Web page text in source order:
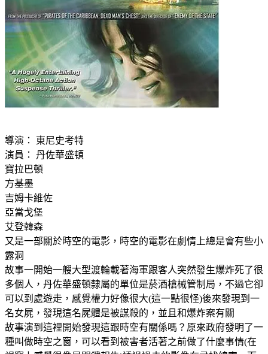
導演： 東尼史考特
演員： 丹佐華盛頓
寶拉巴頓
方基墨
吉姆卡維佐
亞當戈堡
艾登韓森
又是一部關於時空的電影，時空的電影在劇情上總是會有些小
露洞
故事一開始一艘大型渡輪載著海軍跟客人突然發生爆炸死了很
多個人，丹佐華盛頓隸屬的單位是菸酒槍械管制局，不過它卻
可以到處遊走，感覺權力好像很大(這一點很怪)後來發現到一
名女屍，發現這名屍體是被謀殺的，並且和爆炸案有關
故事演到這裡開始發現這跟時空有關係嗎？原來政府發明了一
種叫做時空之窗，可以看到被害者活著之前做了什麼事情(在